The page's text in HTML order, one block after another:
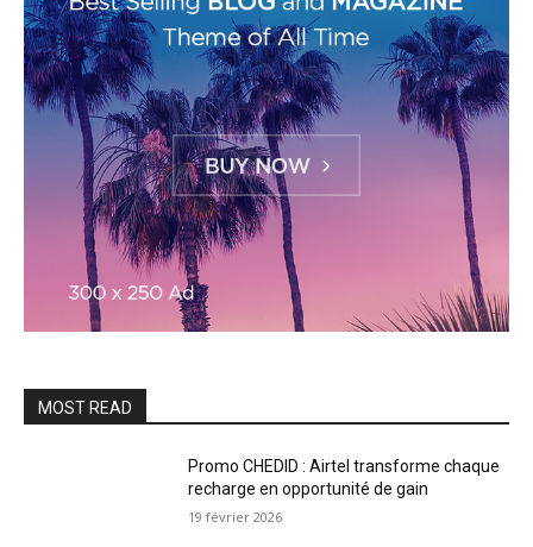
MOST READ
Promo CHEDID : Airtel transforme chaque
recharge en opportunité de gain
19 février 2026